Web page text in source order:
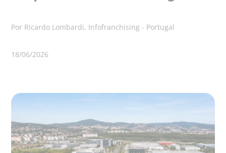
Por Ricardo Lombardi, Infofranchising - Portugal
18/06/2026